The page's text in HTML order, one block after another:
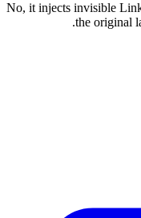
No, it injects invisible
the original